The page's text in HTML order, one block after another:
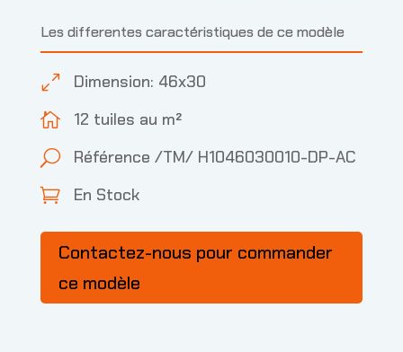
Les differentes caractéristiques de ce modèle
0 Dimension: 46x30
 12 tuiles au m²
U Référence /TM/ H1046030010-DP-AC
 En Stock
Contactez-nous pour commander
ce modèle